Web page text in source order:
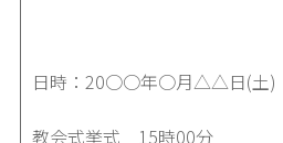
日時：20○○年○月△△日(土)
教会式挙式 15時00分